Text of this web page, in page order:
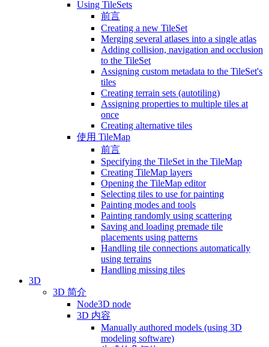
Using TileSets
前言
Creating a new TileSet
Merging several atlases into a single atlas
Adding collision, navigation and occlusion
to the TileSet
Assigning custom metadata to the TileSet's
tiles
Creating terrain sets (autotiling)
Assigning properties to multiple tiles at
once
Creating alternative tiles
使用 TileMap
前言
Specifying the TileSet in the TileMap
Creating TileMap layers
Opening the TileMap editor
Selecting tiles to use for painting
Painting modes and tools
Painting randomly using scattering
Saving and loading premade tile
placements using patterns
Handling tile connections automatically
using terrains
Handling missing tiles
3D
3D 简介
Node3D node
3D 内容
Manually authored models (using 3D
modeling software)